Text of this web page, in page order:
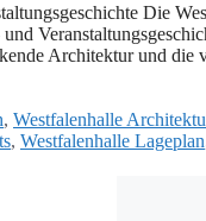
Die
Architektur und
, Westfalenhalle
, Westfalenhalle Lageplan